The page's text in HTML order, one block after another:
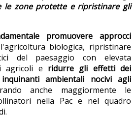
le zone protette e ripristinare gli
promuovere approcci
biologica, ripristinare
del paesaggio con elevata
agricoli e ridurre gli effetti dei
ambientali nocivi agli
anche maggiormente le
nella Pac e nel quadro